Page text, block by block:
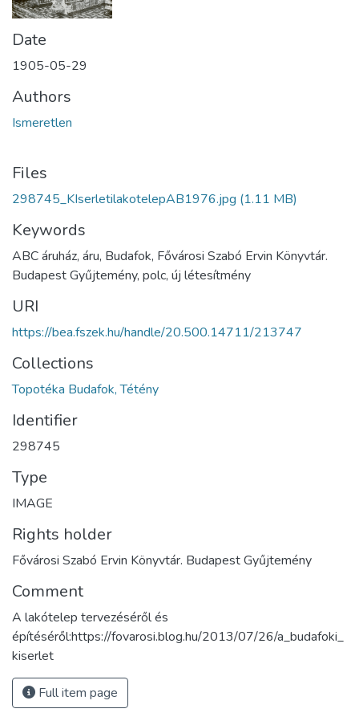
Date
1905-05-29
Authors
Ismeretlen
Files
298745_KIserletilakotelepAB1976.jpg (1.11 MB)
Keywords
ABC áruház, áru, Budafok, Fővárosi Szabó Ervin Könyvtár.
Budapest Gyűjtemény, polc, új létesítmény
URI
https://bea.fszek.hu/handle/20.500.14711/213747
Collections
Topotéka Budafok, Tétény
Identifier
298745
Type
IMAGE
Rights holder
Fővárosi Szabó Ervin Könyvtár. Budapest Gyűjtemény
Comment
A lakótelep tervezéséről és
építéséről:https://fovarosi.blog.hu/2013/07/26/a_budafoki_
kiserlet
Full item page